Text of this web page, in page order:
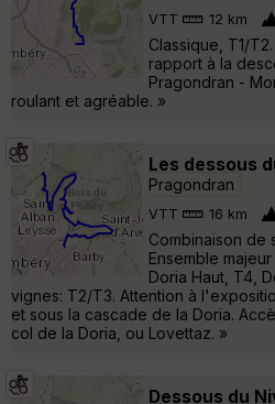
VTT 12 km
Classique, T1/
rapport à la
Pragondran -
roulant et agréable. »
Les dessous
Pragondran
VTT 16 km
Combinaison de
Ensemble
Doria Haut, T4,
vignes: T2/T3. Attention à
et sous la cascade de la Doria.
col de la Doria, ou Lovettaz. »
Dessous du